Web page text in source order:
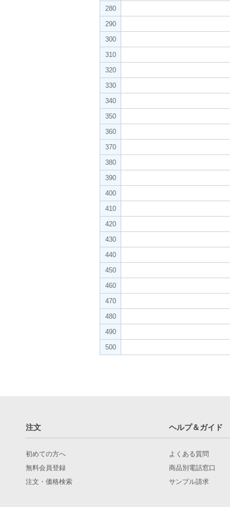
280
290
300
310
320
330
340
350
360
370
380
390
400
410
420
430
440
450
460
470
480
490
500
注文 ヘルプ＆ガイド
初めての方へ
無料会員登録
注文・価格検索
よくある質問
商品別電話窓口
サンプル請求